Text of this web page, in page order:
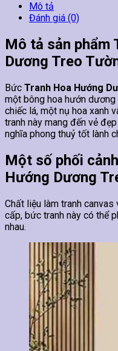
Mô tả
Đánh giá (0)
Mô tả sản phẩm
Dương Treo
Bức Tranh Hoa Hướng
một bông hoa hướn
chiếc lá, một nụ hoa xanh
tranh này mang đến vẻ
nghĩa phong thuỷ tốt lành
Một số phối
Hướng Dương
Chất liệu làm tranh
cấp, bức tranh này có thể
nhau.